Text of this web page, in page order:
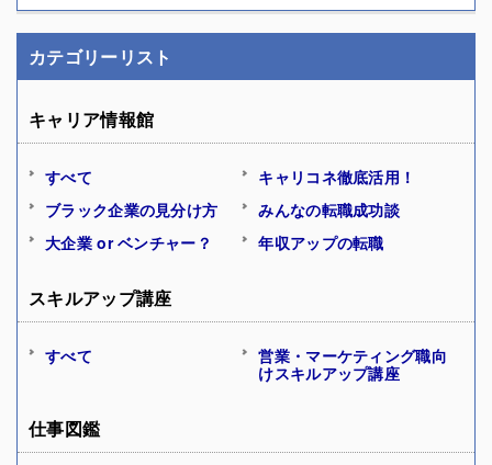
カテゴリーリスト
キャリア情報館
すべて
キャリコネ徹底活用！
ブラック企業の見分け方
みんなの転職成功談
大企業 or ベンチャー？
年収アップの転職
スキルアップ講座
すべて
営業・マーケティング職向
けスキルアップ講座
仕事図鑑